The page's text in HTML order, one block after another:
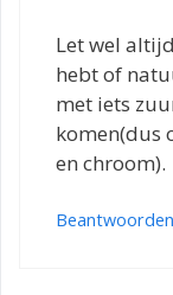
Let wel
hebt of
met iets
komen(dus
en chroom).
Beantwoorden